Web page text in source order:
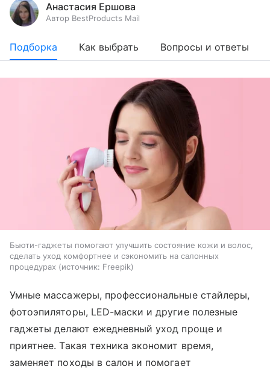
Анастасия Ершова
Автор BestProducts Mail
Подборка Как выбрать Вопросы и ответы
Бьюти-гаджеты помогают улучшить состояние кожи и волос,
сделать уход комфортнее и сэкономить на салонных
процедурах
источник: Freepik
Умные массажеры, профессиональные стайлеры,
фотоэпиляторы, LED-маски и другие полезные
гаджеты делают ежедневный уход проще и
приятнее. Такая техника экономит время,
заменяет походы в салон и помогает